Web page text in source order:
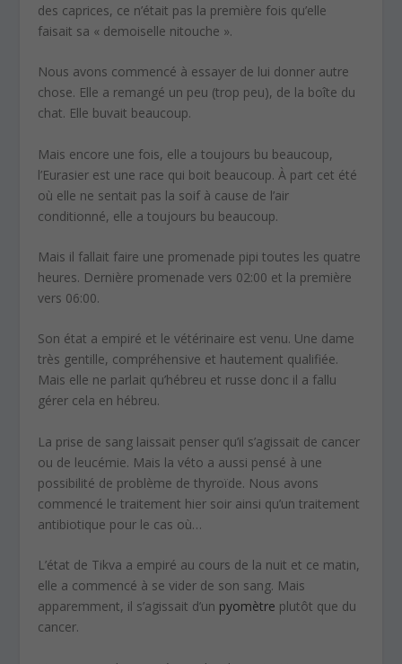
des caprices, ce n’était pas la première fois qu’elle
faisait sa « demoiselle nitouche ».
Nous avons commencé à essayer de lui donner autre
chose. Elle a remangé un peu (trop peu), de la boîte du
chat. Elle buvait beaucoup.
Mais encore une fois, elle a toujours bu beaucoup,
l’Eurasier est une race qui boit beaucoup. À part cet été
où elle ne sentait pas la soif à cause de l’air
conditionné, elle a toujours bu beaucoup.
Mais il fallait faire une promenade pipi toutes les quatre
heures. Dernière promenade vers 02:00 et la première
vers 06:00.
Son état a empiré et le vétérinaire est venu. Une dame
très gentille, compréhensive et hautement qualifiée.
Mais elle ne parlait qu’hébreu et russe donc il a fallu
gérer cela en hébreu.
La prise de sang laissait penser qu’il s’agissait de cancer
ou de leucémie. Mais la véto a aussi pensé à une
possibilité de problème de thyroïde. Nous avons
commencé le traitement hier soir ainsi qu’un traitement
antibiotique pour le cas où…
L’état de Tikva a empiré au cours de la nuit et ce matin,
elle a commencé à se vider de son sang. Mais
apparemment, il s’agissait d’un pyomètre plutôt que du
cancer.